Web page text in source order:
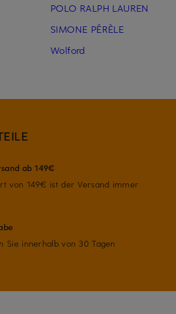
POLO RALPH LAUREN
SIMONE PÉRÈLE
Wolford
ab 149€
von 149€ ist der Versand immer
Sie innerhalb von 30 Tagen